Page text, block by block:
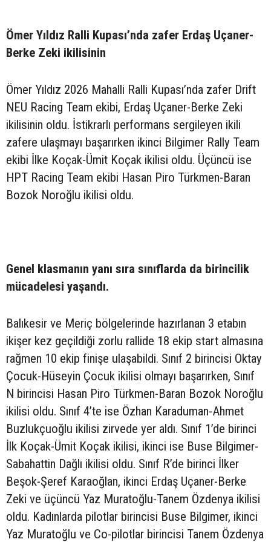
Ömer Yıldız Ralli Kupası’nda zafer Erdaş Uçaner-
Berke Zeki ikilisinin
Ömer Yıldız 2026 Mahalli Ralli Kupası’nda zafer Drift
NEU Racing Team ekibi, Erdaş Uçaner-Berke Zeki
ikilisinin oldu. İstikrarlı performans sergileyen ikili
zafere ulaşmayı başarırken ikinci Bilgimer Rally Team
ekibi İlke Koçak-Ümit Koçak ikilisi oldu. Üçüncü ise
HPT Racing Team ekibi Hasan Piro Türkmen-Baran
Bozok Noroğlu ikilisi oldu.
Genel klasmanın yanı sıra sınıflarda da birincilik
mücadelesi yaşandı.
Balıkesir ve Meriç bölgelerinde hazırlanan 3 etabın
ikişer kez geçildiği zorlu rallide 18 ekip start almasına
rağmen 10 ekip finişe ulaşabildi. Sınıf 2 birincisi Oktay
Çocuk-Hüseyin Çocuk ikilisi olmayı başarırken, Sınıf
N birincisi Hasan Piro Türkmen-Baran Bozok Noroğlu
ikilisi oldu. Sınıf 4’te ise Özhan Karaduman-Ahmet
Buzlukçuoğlu ikilisi zirvede yer aldı. Sınıf 1’de birinci
İlk Koçak-Ümit Koçak ikilisi, ikinci ise Buse Bilgimer-
Sabahattin Dağlı ikilisi oldu. Sınıf R’de birinci İlker
Beşok-Şeref Karaoğlan, ikinci Erdaş Uçaner-Berke
Zeki ve üçüncü Yaz Muratoğlu-Tanem Özdenya ikilisi
oldu. Kadınlarda pilotlar birincisi Buse Bilgimer, ikinci
Yaz Muratoğlu ve Co-pilotlar birincisi Tanem Özdenya